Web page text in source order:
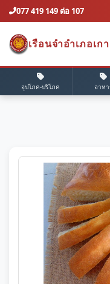
077 419 149 ต่อ 107
เรือนจำอำเภอเก
อุปโภค-บริโภค อาห